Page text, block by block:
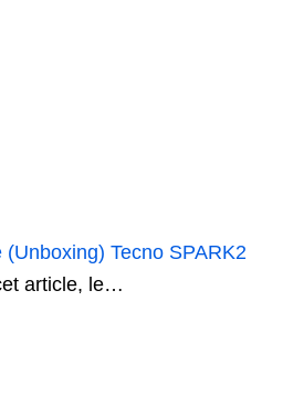
Tecno SPARK2
article, le…